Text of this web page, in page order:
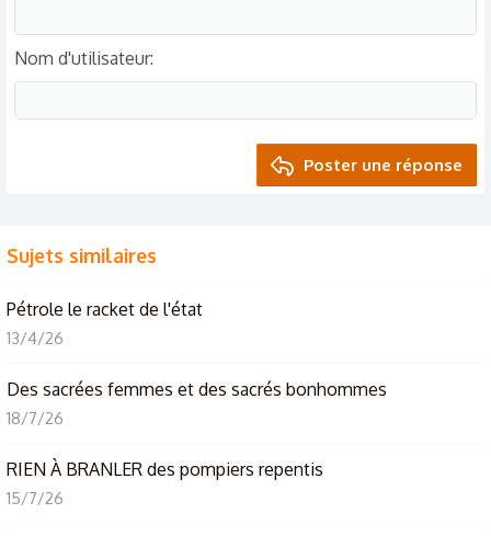
Nom d'utilisateur
Poster une réponse
Sujets similaires
Pétrole le racket de l'état
13/4/26
Des sacrées femmes et des sacrés bonhommes
18/7/26
RIEN À BRANLER des pompiers repentis
15/7/26